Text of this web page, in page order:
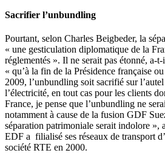
Sacrifier l’unbundling
Pourtant, selon Charles Beigbeder, la
« une gesticulation diplomatique de la
réglementés ». Il ne serait pas étonné,
« qu’à la fin de la Présidence française
2009, l’unbundling soit sacrifié sur
l’électricité, en tout cas pour les clients
France, je pense que l’unbundling ne
notamment à cause de la fusion GDF
séparation patrimoniale serait indolore »,
EDF a filialisé ses réseaux de transport
société RTE en 2000.